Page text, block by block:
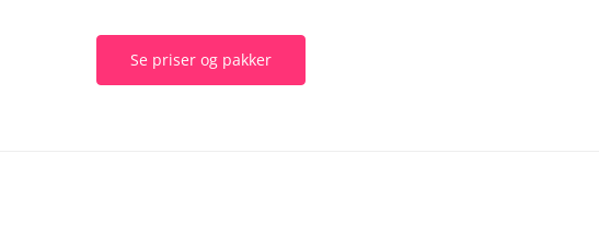
Se priser og pakker